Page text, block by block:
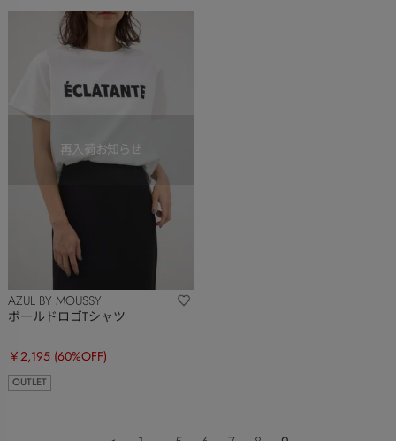
AZUL BY MOUSSY
ボールドロゴTシャツ
￥2,195 (60%OFF)
OUTLET